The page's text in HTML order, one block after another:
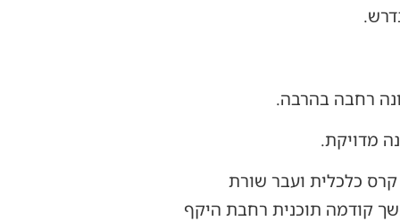
רחבה בהרבה.
מדויקת.
כלכלית ועבר שורת
קודמה תוכנית רחבת היקף